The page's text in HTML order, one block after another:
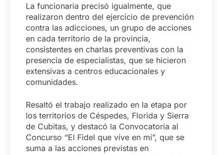
La funcionaria precisó igualmente, que
realizaron dentro del ejercicio de prevención
contra las adicciones, un grupo de acciones
en cada territorio de la provincia,
consistentes en charlas preventivas con la
presencia de especialistas, que se hicieron
extensivas a centros educacionales y
comunidades.
Resaltó el trabajo realizado en la etapa por
los territorios de Céspedes, Florida y Sierra
de Cubitas, y destacó la Convocatoria al
Concurso “El Fidel que vive en mí”, que se
suma a las acciones previstas en